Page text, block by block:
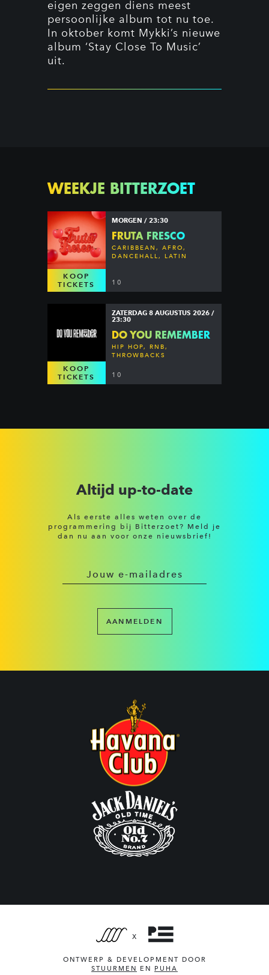
eigen zeggen diens meest
persoonlijke album tot nu toe.
In oktober komt Mykki’s nieuwe
album ‘Stay Close To Music’
uit.
WEEKJE BITTERZOET
KOOP
TICKETS
MORGEN / 23:30
FRUTA FRESCO
CARIBBEAN, AFRO,
DANCEHALL, LATIN
10
KOOP
TICKETS
ZATERDAG 8 AUGUSTUS 2026 /
23:30
DO YOU REMEMBER
HIP HOP, RNB,
THROWBACKS
10
Altijd up-to-date
Als eerste alles weten over de
programmering bij Bitterzoet? Meld je
dan nu aan voor onze nieuwsbrief!
AANMELDEN
X
ONTWERP & DEVELOPMENT DOOR
STUURMEN
EN PUHA